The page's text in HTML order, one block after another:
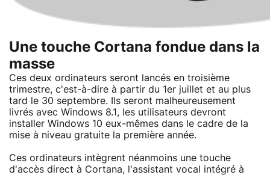
Une touche Cortana fondue dans la
masse
Ces deux ordinateurs seront lancés en troisième
trimestre, c'est-à-dire à partir du 1er juillet et au plus
tard le 30 septembre. Ils seront malheureusement
livrés avec Windows 8.1, les utilisateurs devront
installer Windows 10 eux-mêmes dans le cadre de la
mise à niveau gratuite la première année.
Ces ordinateurs intègrent néanmoins une touche
d'accès direct à Cortana, l'assistant vocal intégré à